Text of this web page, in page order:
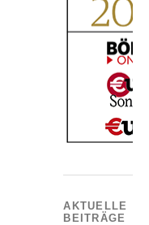
AKTUELLE
BEITRÄGE